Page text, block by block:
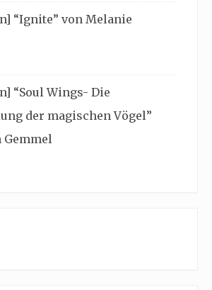
“Ignite” von Melanie
“Soul Wings- Die
der magischen Vögel”
Gemmel